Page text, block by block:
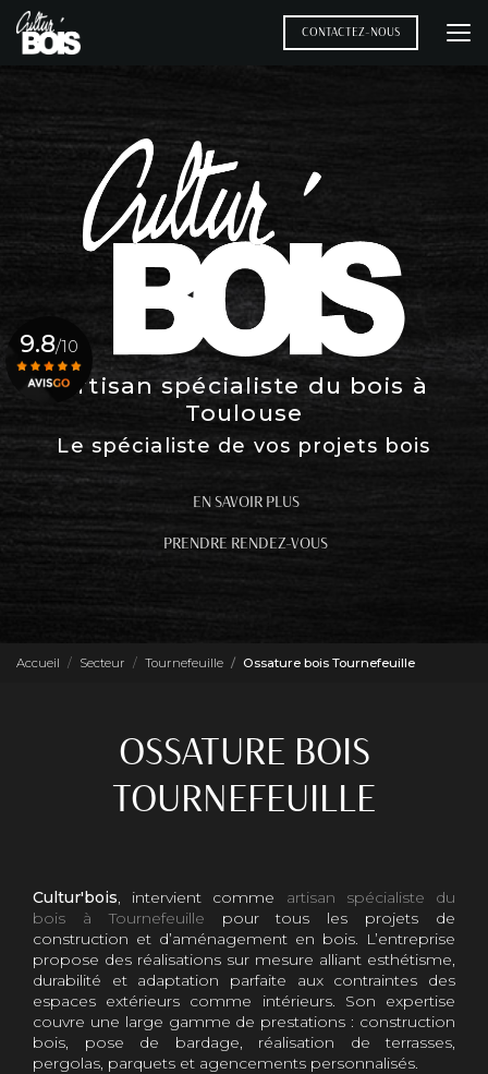
Aller
au
contenu
CONTACTEZ-NOUS
Artisan spécialiste du bois à
Toulouse
Le spécialiste de vos projets bois
EN SAVOIR PLUS
PRENDRE RENDEZ-VOUS
9.8/10
Accueil Secteur Tournefeuille Ossature bois Tournefeuille
OSSATURE BOIS
TOURNEFEUILLE
Cultur'bois, intervient comme artisan spécialiste du
bois à Tournefeuille pour tous les projets de
construction et d’aménagement en bois. L’entreprise
propose des réalisations sur mesure alliant esthétisme,
durabilité et adaptation parfaite aux contraintes des
espaces extérieurs comme intérieurs. Son expertise
couvre une large gamme de prestations : construction
bois, pose de bardage, réalisation de terrasses,
pergolas, parquets et agencements personnalisés.